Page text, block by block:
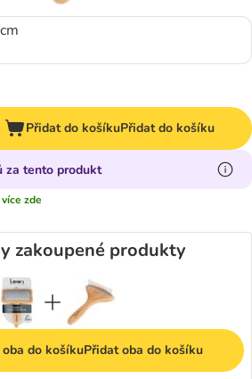
Přidat do košíkuPřidat do košíku
za tento produkt
více zde
zakoupené produkty
do košíkuPřidat oba do košíku